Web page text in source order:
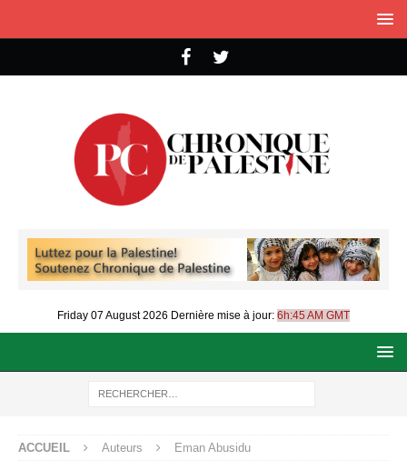
Friday 07 August 2026 Dernière mise à jour: 6h:45 AM GMT
ACCUEIL Auteurs Eman Abusidu